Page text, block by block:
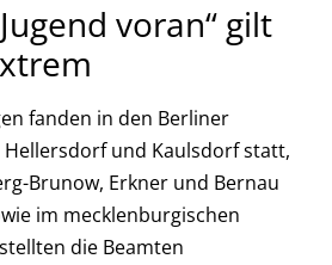
voran“ gilt
fanden in den Berliner
Hellersdorf und Kaulsdorf statt,
Brunow, Erkner und Bernau
im mecklenburgischen
die Beamten